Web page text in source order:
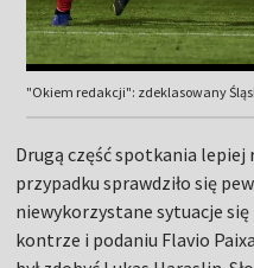
"Okiem redakcji": zdeklasowany
Drugą część spotkania
przypadku sprawdziło się
niewykorzystane sytuacje
kontrze i podaniu Flavio